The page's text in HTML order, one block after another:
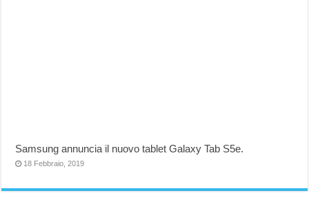
Samsung annuncia il nuovo tablet Galaxy Tab S5e.
18 Febbraio, 2019